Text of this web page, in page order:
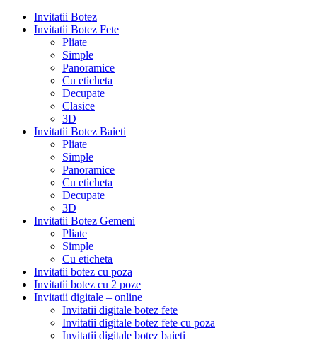
Invitatii Botez
Invitatii Botez Fete
Pliate
Simple
Panoramice
Cu eticheta
Decupate
Clasice
3D
Invitatii Botez Baieti
Pliate
Simple
Panoramice
Cu eticheta
Decupate
3D
Invitatii Botez Gemeni
Pliate
Simple
Cu eticheta
Invitatii botez cu poza
Invitatii botez cu 2 poze
Invitatii digitale – online
Invitatii digitale botez fete
Invitatii digitale botez fete cu poza
Invitatii digitale botez baieti